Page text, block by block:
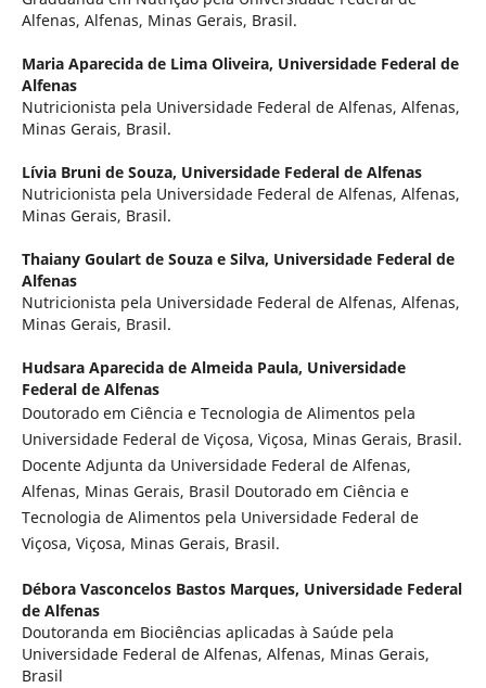
Alfenas, Alfenas, Minas Gerais, Brasil.
Maria Aparecida de Lima Oliveira, Universidade Federal de
Alfenas
Nutricionista pela Universidade Federal de Alfenas, Alfenas,
Minas Gerais, Brasil.
Lívia Bruni de Souza, Universidade Federal de Alfenas
Nutricionista pela Universidade Federal de Alfenas, Alfenas,
Minas Gerais, Brasil.
Thaiany Goulart de Souza e Silva, Universidade Federal de
Alfenas
Nutricionista pela Universidade Federal de Alfenas, Alfenas,
Minas Gerais, Brasil.
Hudsara Aparecida de Almeida Paula, Universidade
Federal de Alfenas
Doutorado em Ciência e Tecnologia de Alimentos pela
Universidade Federal de Viçosa, Viçosa, Minas Gerais, Brasil.
Docente Adjunta da Universidade Federal de Alfenas,
Alfenas, Minas Gerais, Brasil Doutorado em Ciência e
Tecnologia de Alimentos pela Universidade Federal de
Viçosa, Viçosa, Minas Gerais, Brasil.
Débora Vasconcelos Bastos Marques, Universidade Federal
de Alfenas
Doutoranda em Biociências aplicadas à Saúde pela
Universidade Federal de Alfenas, Alfenas, Minas Gerais,
Brasil